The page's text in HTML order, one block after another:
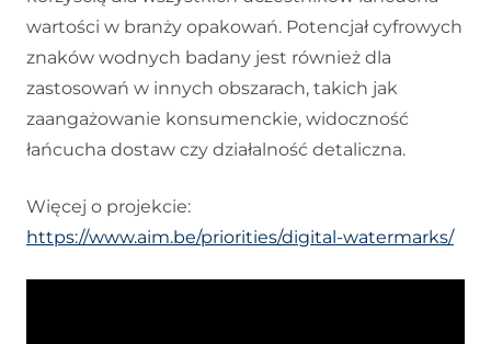
wartości w branży opakowań. Potencjał cyfrowych
znaków wodnych badany jest również dla
zastosowań w innych obszarach, takich jak
zaangażowanie konsumenckie, widoczność
łańcucha dostaw czy działalność detaliczna.
Więcej o projekcie:
https://www.aim.be/priorities/digital-watermarks/